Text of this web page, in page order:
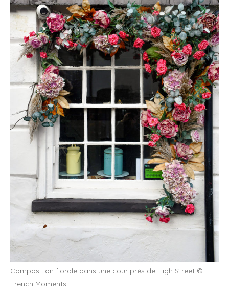
Composition florale dans une cour près de High Street ©
French Moments